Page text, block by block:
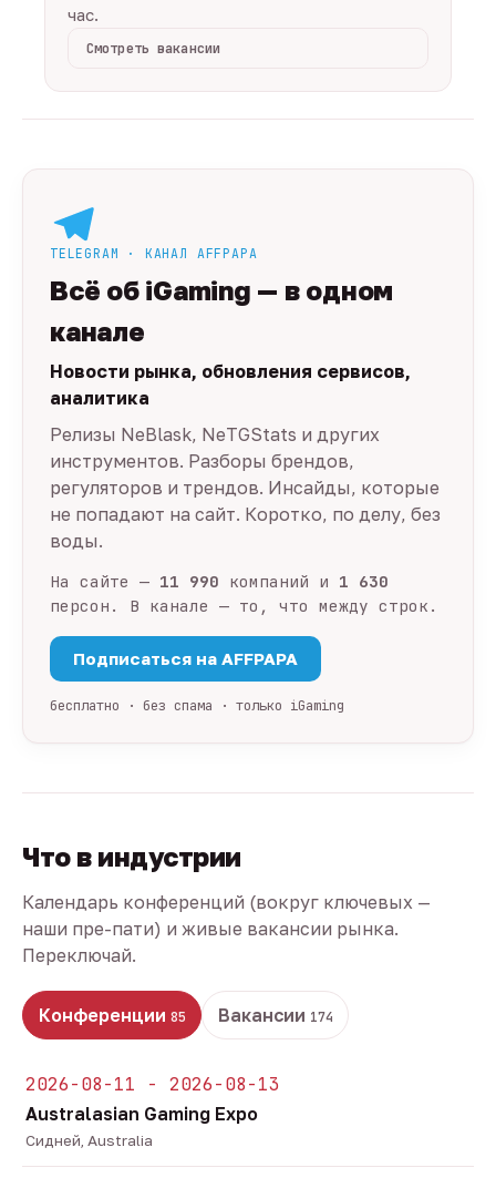
час.
Смотреть вакансии
TELEGRAM · КАНАЛ AFFPAPA
Всё об iGaming — в одном
канале
Новости рынка, обновления сервисов,
аналитика
Релизы NeBlask, NeTGStats и других
инструментов. Разборы брендов,
регуляторов и трендов. Инсайды, которые
не попадают на сайт. Коротко, по делу, без
воды.
На сайте — 11 990 компаний и 1 630
персон. В канале — то, что между строк.
Подписаться на AFFPAPA
бесплатно · без спама · только iGaming
Что в индустрии
Календарь конференций (вокруг ключевых —
наши пре-пати) и живые вакансии рынка.
Переключай.
Конференции 85 Вакансии 174
2026-08-11 - 2026-08-13
Australasian Gaming Expo
Сидней, Australia